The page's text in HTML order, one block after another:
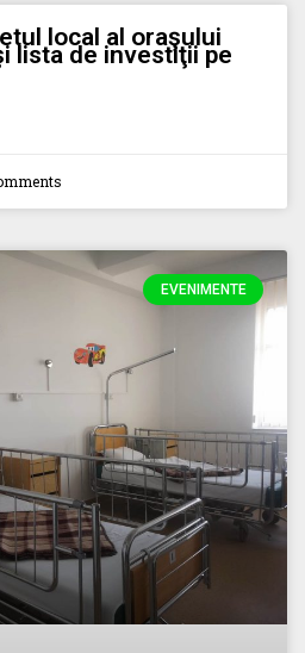
local al oraşului
lista de investiţii pe
EVENIMENTE